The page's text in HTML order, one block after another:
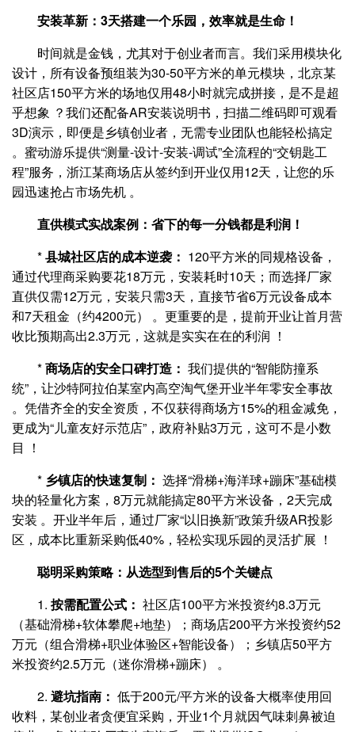
安装革新：3天搭建一个乐园，效率就是生命！
时间就是金钱，尤其对于创业者而言。我们采用模块化
设计，所有设备预组装为30-50平方米的单元模块，北京某
社区店150平方米的场地仅用48小时就完成拼接，是不是超
乎想象 ？我们还配备AR安装说明书，扫描二维码即可观看
3D演示，即便是乡镇创业者，无需专业团队也能轻松搞定
。蜜动游乐提供“测量-设计-安装-调试”全流程的“交钥匙工
程”服务，浙江某商场店从签约到开业仅用12天，让您的乐
园迅速抢占市场先机 。
直供模式实战案例：省下的每一分钱都是利润！
*县城社区店的成本逆袭： 120平方米的同规格设备，
通过代理商采购要花18万元，安装耗时10天；而选择厂家
直供仅需12万元，安装只需3天，直接节省6万元设备成本
和7天租金（约4200元） 。更重要的是，提前开业让首月营
收比预期高出2.3万元，这就是实实在在的利润 ！
*商场店的安全口碑打造： 我们提供的“智能防撞系
统”，让沙特阿拉伯某室内高空淘气堡开业半年零安全事故
。凭借齐全的安全资质，不仅获得商场方15%的租金减免，
更成为“儿童友好示范店”，政府补贴3万元，这可不是小数
目 ！
* 乡镇店的快速复制： 选择“滑梯+海洋球+蹦床”基础模
块的轻量化方案，8万元就能搞定80平方米设备，2天完成
安装 。开业半年后，通过厂家“以旧换新”政策升级AR投影
区，成本比重新采购低40%，轻松实现乐园的灵活扩展 ！
聪明采购策略：从选型到售后的5个关键点
1. 按需配置公式： 社区店100平方米投资约8.3万元
（基础滑梯+软体攀爬+地垫）；商场店200平方米投资约52
万元（组合滑梯+职业体验区+智能设备）；乡镇店50平方
米投资约2.5万元（迷你滑梯+蹦床） 。
2. 避坑指南： 低于200元/平方米的设备大概率使用回
收料，某创业者贪便宜采购，开业1个月就因气味刺鼻被迫